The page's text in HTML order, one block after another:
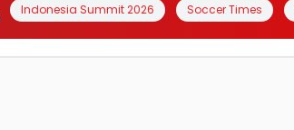
Indonesia Summit 2026 Soccer Times